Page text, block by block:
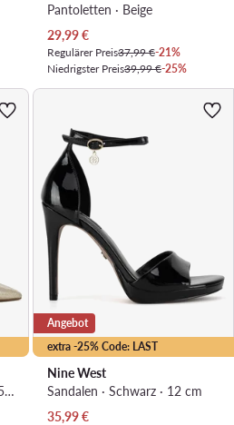
Pantoletten · Beige
Aktueller Preis
29,99€
Regulärer Preis37,99 €-21%
Niedrigster Preis39,99 €-25%
High Heels · Goldfarben · 8.5 cm
extra -25% Code: LAST
Angebot
Nine West
Sandalen · Schwarz · 12 cm
Aktueller Preis
35,99€